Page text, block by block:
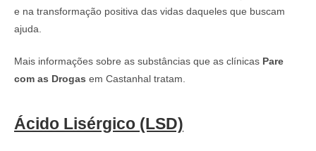
e na transformação positiva das vidas daqueles que buscam
ajuda.
Mais informações sobre as substâncias que as clínicas Pare
com as Drogas em Castanhal tratam.
Ácido Lisérgico (LSD)